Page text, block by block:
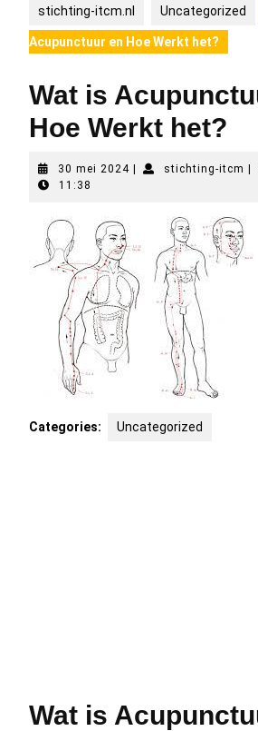
stichting-itcm.nl Uncategorized
Acupunctuur en Hoe Werkt het?
Wat is
Hoe Werkt het?
30 mei 202430
stichting-itcm
11:38
Categories: Uncategorized
Wat is